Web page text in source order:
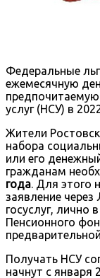
Федеральные
ежемесячную
услуг (НСУ) в
Жители
набора
или его
гражданам
года. Для этого
заявление
госуслуг, лично
Пенсионного
Получать НСУ
начнут с января